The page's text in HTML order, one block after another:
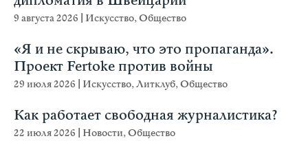
9 августа 2026 Искусство,Общество
«Я и не скрываю, что это пропаганда».
Проект Fertoke против войны
29 июля 2026 Искусство,Литклуб,Общество
Как работает свободная журналистика?
22 июля 2026 Новости,Общество